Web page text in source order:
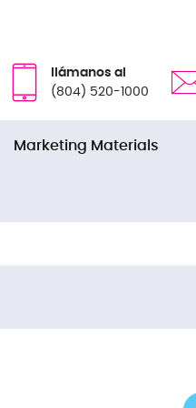
llámanos al
(804) 520-1000
Marketing Materials